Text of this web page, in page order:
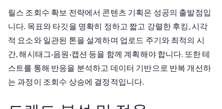
략
릴스 조회수 확보 전략에서 콘텐츠 기획은 성공의 출발점입
니다. 목표와 타깃을 명확히 정하고 짧고 강렬한 후킹, 시각
적 요소와 일관된 톤을 설계하며 업로드 주기와 최적의 시
간, 해시태그·음원·캡션 등을 함께 계획해야 합니다. 또한 테
스트를 통해 반응을 분석하고 데이터 기반으로 반복 개선하
는 과정이 조회수 상승에 결정적입니다.